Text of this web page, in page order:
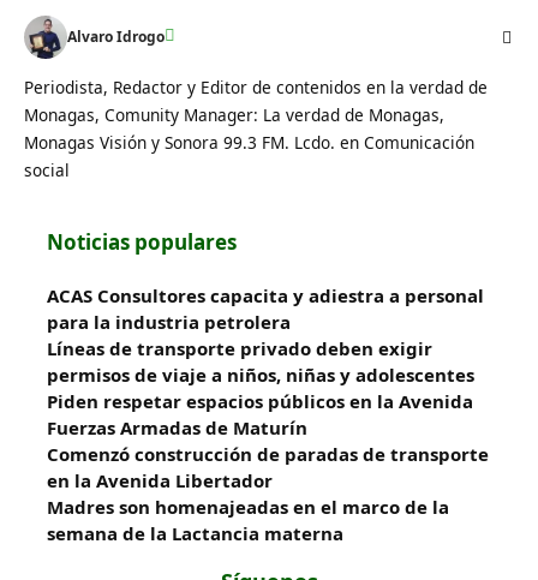
Alvaro Idrogo
Periodista, Redactor y Editor de contenidos en la verdad de
Monagas, Comunity Manager: La verdad de Monagas,
Monagas Visión y Sonora 99.3 FM. Lcdo. en Comunicación
social
Noticias populares
ACAS Consultores capacita y adiestra a personal
para la industria petrolera
Líneas de transporte privado deben exigir
permisos de viaje a niños, niñas y adolescentes
Piden respetar espacios públicos en la Avenida
Fuerzas Armadas de Maturín
​Comenzó construcción de paradas de transporte
en la Avenida Libertador
Madres son homenajeadas en el marco de la
semana de la Lactancia materna